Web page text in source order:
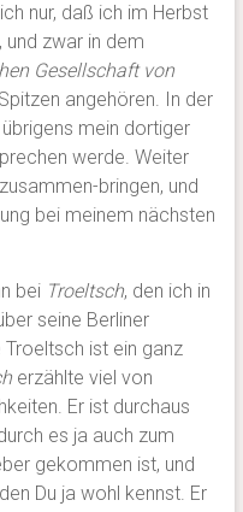
nur, daß ich im Herbst
und zwar in dem
Gesellschaft von
angehören. In der
mein dortiger
werde. Weiter
bringen, und
bei meinem nächsten
bei Troeltsch, den ich in
seine Berliner
ist ein ganz
erzählte viel von
Er ist durchaus
es ja auch zum
gekommen ist, und
Du ja wohl kennst. Er